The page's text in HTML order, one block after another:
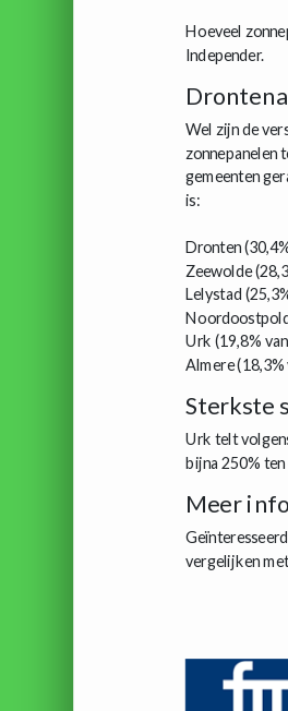
Hoeveel
Independer.
Wel zijn de
zonnepanelen
gemeenten
is:
Dronten
Zeewolde
Lelystad
Urk (19,8%
Almere (18,3%
Sterkste
Urk telt
bijna 250%
Meer info
vergelijken